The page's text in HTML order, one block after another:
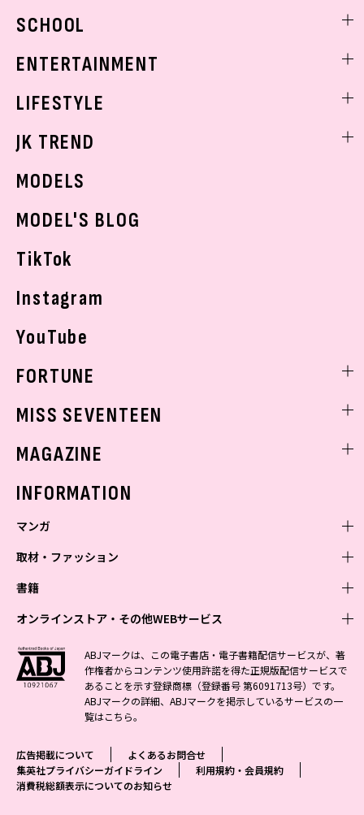
着回し
ベストコスメ
ボディケア
SCHOOL
学校ヘアメイク
ENTERTAINMENT
K-POP
LIFESTYLE
モデルの購入品
JK TREND
MODELS
MODEL'S BLOG
TikTok
Instagram
YouTube
FORTUNE
MISS SEVENTEEN
MAGAZINE
INFORMATION
マンガ
少年マンガ
Vジャンプ
最強ジャンプ
少年ジャンプ+
ジャンプTOON
ジャンプルーキー！
S-MANGA
青年マンガ
ZEBRACK
S-MANGA
集英社ジャンプリミックス
週刊ヤングジャンプ
ヤングジャンプ定期購読デジタル
少女マンガ
ZEBRACK
S-MANGA
集英社コミック文庫
マーガレット
別冊マーガレット
女性マンガ
ジャンプTOON
集英社コミック文庫
マンガMee公式サイト
リマコミ
取材・ファッション
ファッション・美容
BAILA
MAQUIA
eclat
T JAPAN
芸能・情報・スポーツ
週プレNEWS
週プレ グラジャパ!
書籍
文芸・文庫・総合
小説すばる
集英社 文芸ステーション
web 集英社文庫
アジア人物史
学芸・ノンフィクション・新書
1日5分で、明日は変わる よみタイ yomitai
集英社学芸部 - 学芸・ノンフィクション
集英社ビジネス書
集英社新書プラス - 知の水先案内人
kotoba
ライトノベル・ノベライズ
集英社オレンジ文庫
JUMP j-BOOKS
ダッシュエックス文庫公式サイト
集英社Webマガジン コバルト
集英社の児童図書 S-KIDS.LAND
オンラインストア・その他WEBサービス
オンラインストア
OTO
SHUEISHA MANGA-ART HERITAGE
ジャンプキャラクターズストア
HAPPY PLUS STORE
SHUEISHA VOX
LEEマルシェ
その他WEBサービス
集英社アドナビ
集英社エディターズ・ラボ
ABJマークは、この電子書店・電子書籍配信サービスが、著
作権者からコンテンツ使用許諾を得た正規版配信サービスで
あることを示す登録商標（登録番号 第6091713号）です。
ABJマークの詳細、ABJマークを掲示しているサービスの一
覧はこちら。
広告掲載について
よくあるお問合せ
集英社プライバシーガイドライン
利用規約・会員規約
消費税総額表示についてのお知らせ